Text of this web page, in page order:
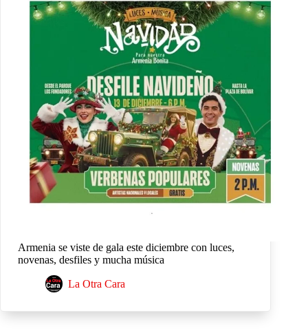
Armenia se viste de gala este diciembre con luces,
novenas, desfiles y mucha música
La Otra Cara